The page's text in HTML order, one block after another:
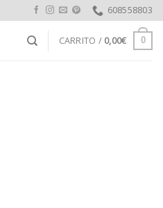
608558803
CARRITO / 0,00€ 0